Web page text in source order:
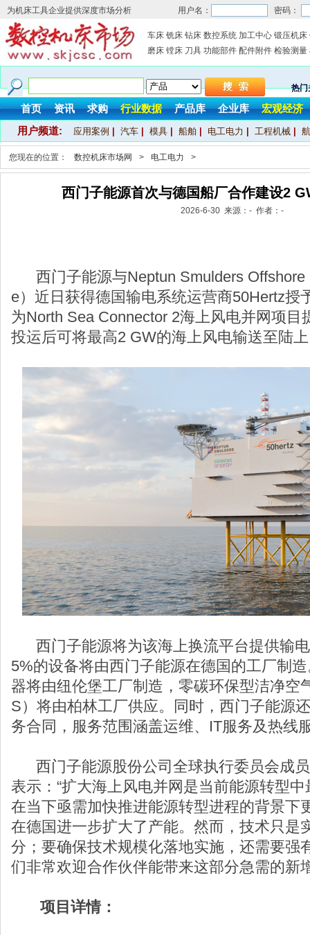
为机床工具企业提供深度市场分析 用户名： 密码：
车床 铣床 钻床 数控系统 加工中心 锻压机床
磨床 镗床 刀具 功能部件 配件附件 检验测量
热门
首页 资讯 求购 行业数据 产品库 企业库 宏观经济
用户频道: 应用案例 汽车 模具 船舶 电工电力 工程机械
您现在的位置： 数控机床市场网 > 电工电力 >
西门子能源首次与德国船厂合作建设2
2026-6-30 来源：- 作者：-
西门子能源与Neptun Smulders Offshore
e）近日获得德国输电系统运营商50Hertz授
为North Sea Connector 2海上风电并网项目
投运后可将最高2 GW的海上风电输送至陆
西门子能源将为该海上换流平台提供输
5%的设备将由西门子能源在德国的工厂制
器将由纽伦堡工厂制造，零碳环保型洁净空
S）将由柏林工厂供应。同时，西门子能源
务合同，服务范围涵盖运维、IT服务及热线
西门子能源股份公司全球执行委员会成员
表示：“扩大海上风电并网是当前能源转型
在当下亟需加快推进能源转型进程的背景下
在德国进一步扩大了产能。然而，技术只是
分；要确保技术规模化落地实施，还需要强
们非常欢迎合作伙伴能带来这部分急需的新
项目详情：